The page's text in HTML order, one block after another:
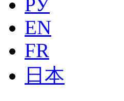
EN
FR
日本